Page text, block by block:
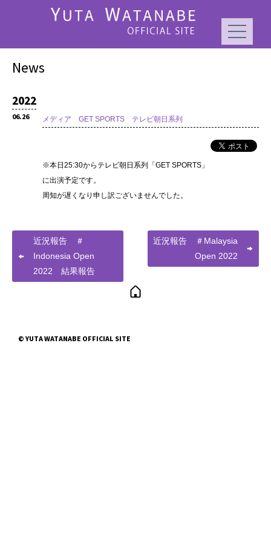
News
2022
06.26 メディア GET SPORTS テレビ朝日系列
※本日25:30からテレビ朝日系列「GET SPORTS」
に出演予定です。
周知が遅くなり申し訳ございませんでした。
近況報告 ＃
Indonesia Open
2022 結果報告
近況報告 ＃Malaysia
Open 2022
© YUTA WATANABE OFFICIAL SITE